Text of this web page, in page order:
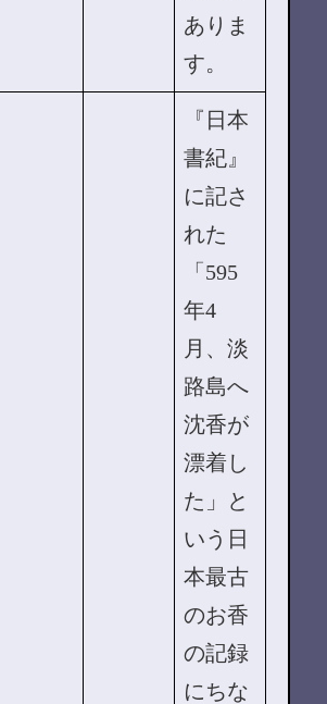
ありま
す。
『日本
書紀』
に記さ
れた
「595
年4
月、淡
路島へ
沈香が
漂着し
た」と
いう日
本最古
のお香
の記録
にちな